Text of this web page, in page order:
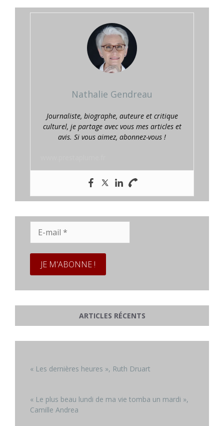
Nathalie Gendreau
Journaliste, biographe, auteure et critique
culturel, je partage avec vous mes articles et
avis. Si vous aimez, abonnez-vous !
mail
ARTICLES RÉCENTS
« Les dernières heures », Ruth Druart
« Le plus beau lundi de ma vie tomba un mardi »,
Camille Andrea